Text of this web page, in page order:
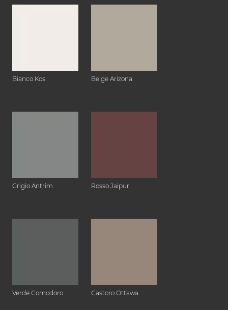
Bianco Kos Beige Arizona
Grigio Antrim Rosso Jaipur
Verde Comodoro Castoro Ottawa